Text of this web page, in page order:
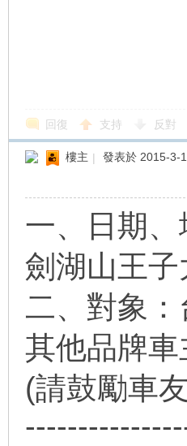
回復 支持 反對
樓主 | 發表於 2015-3-
一、日期
劍湖山王
二、對象
其他品牌
(請鼓勵車